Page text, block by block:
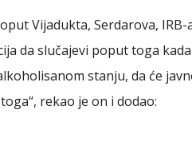
Vijadukta, Serdarova, IRB-
da slučajevi poput toga
stanju, da će
rekao je on i dodao: